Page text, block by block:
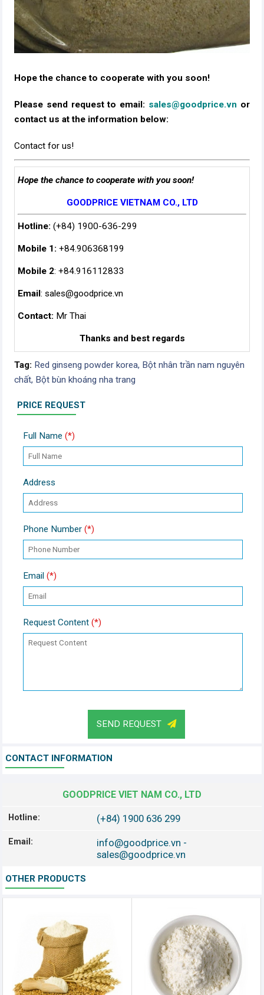
Hope the chance to cooperate with you soon!
Please send request to email: sales@goodprice.vn or
contact us at the information below:​
Contact for us!
Hope the chance to cooperate with you soon!
GOODPRICE VIETNAM CO., LTD
Hotline: (+84) 1900-636-299
Mobile 1: +84.906368199
Mobile 2: +84.916112833
Email: sales@goodprice.vn
Contact: Mr Thai
Thanks and best regards
Tag: Red ginseng powder korea, Bột nhân trần nam nguyên
chất, Bột bùn khoáng nha trang
PRICE REQUEST
Full Name (*)
Address
Phone Number (*)
Email (*)
Request Content (*)
SEND REQUEST
CONTACT INFORMATION
GOODPRICE VIET NAM CO., LTD
Hotline: (+84) 1900 636 299
Email: info@goodprice.vn -
sales@goodprice.vn
OTHER PRODUCTS